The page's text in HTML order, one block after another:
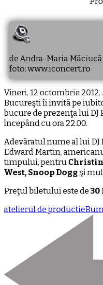
de Andra-Maria
foto: www.iconcert.ro
Vineri, 12 octombrie
Bucureşti îi invitã pe
bucure de prezenţa lui
începând cu ora 22.00.
Adevãratul nume al lui
Edward Martin,
timpului, pentru
West, Snoop Dogg şi
Preţul biletului este de30
atelierul de productie